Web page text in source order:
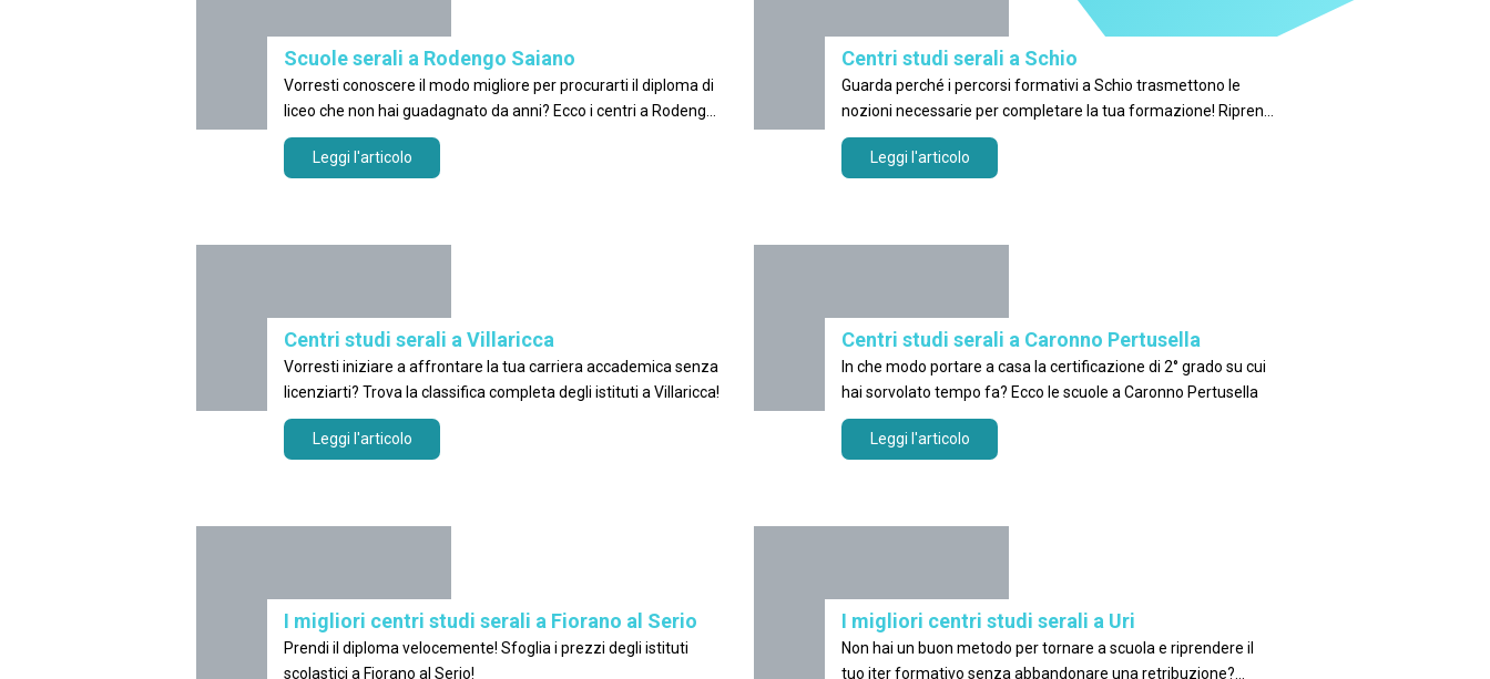
Scuole serali a Rodengo Saiano
Vorresti conoscere il modo migliore per procurarti il diploma di
liceo che non hai guadagnato da anni? Ecco i centri a Rodengo
Saiano
Leggi l'articolo
Centri studi serali a Schio
Guarda perché i percorsi formativi a Schio trasmettono le
nozioni necessarie per completare la tua formazione! Riprendi
gli studi!
Leggi l'articolo
Centri studi serali a Villaricca
Vorresti iniziare a affrontare la tua carriera accademica senza
licenziarti? Trova la classifica completa degli istituti a Villaricca!
Leggi l'articolo
Centri studi serali a Caronno Pertusella
In che modo portare a casa la certificazione di 2° grado su cui
hai sorvolato tempo fa? Ecco le scuole a Caronno Pertusella
Leggi l'articolo
I migliori centri studi serali a Fiorano al Serio
Prendi il diploma velocemente! Sfoglia i prezzi degli istituti
scolastici a Fiorano al Serio!
I migliori centri studi serali a Uri
Non hai un buon metodo per tornare a scuola e riprendere il
tuo iter formativo senza abbandonare una retribuzione?